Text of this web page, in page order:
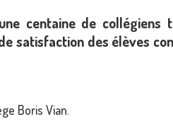
centaine de
satisfaction des élèves
Boris Vian.